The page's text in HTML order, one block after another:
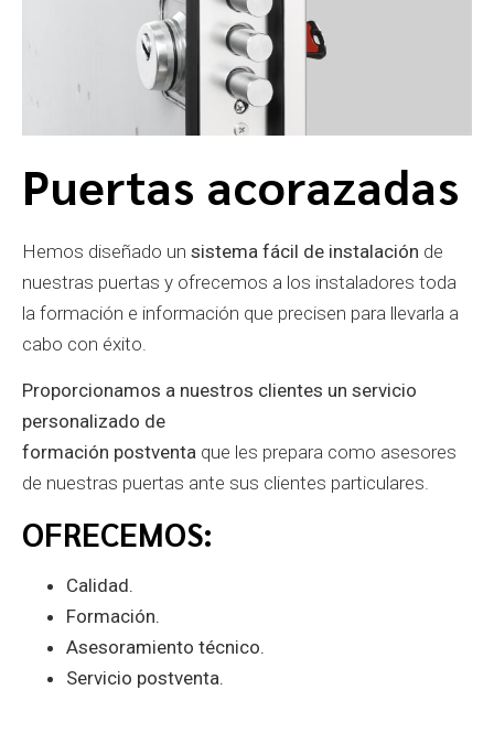
Puertas acorazadas
Hemos diseñado un sistema fácil de instalación de
nuestras puertas y ofrecemos a los instaladores toda
la formación e información que precisen para llevarla a
cabo con éxito.
Proporcionamos a nuestros clientes un servicio
personalizado de
formación postventa que les prepara como asesores
de nuestras puertas ante sus clientes particulares.
OFRECEMOS:
Calidad.
Formación.
Asesoramiento técnico.
Servicio postventa.